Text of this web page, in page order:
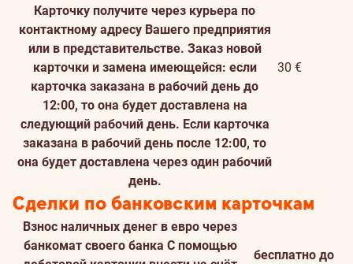
Карточку получите через курьера по
контактному адресу Вашего предприятия
или в представительстве. Заказ новой
карточки и замена имеющейся: если
карточка заказана в рабочий день до
12:00, то она будет доставлена на
следующий рабочий день. Если карточка
заказана в рабочий день после 12:00, то
она будет доставлена через один рабочий
день.
30 €
Сделки по банковским карточкам
Взнос наличных денег в евро через
банкомат своего банка С помощью
бесплатно до